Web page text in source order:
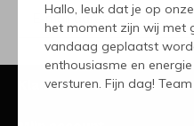
Hallo, leuk dat je op
het moment zijn wij met
vandaag geplaatst
enthousiasme en
versturen. Fijn dag!
Klantenservice